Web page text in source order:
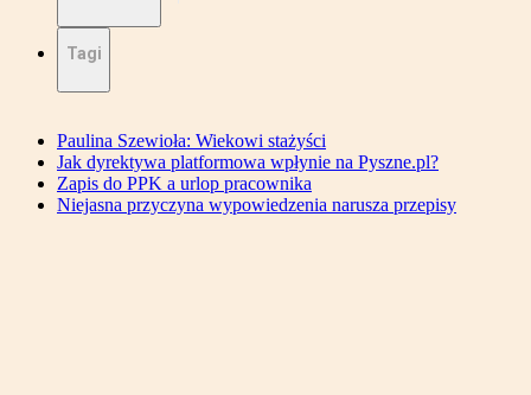
Tagi
Paulina Szewioła: Wiekowi stażyści
Jak dyrektywa platformowa wpłynie na Pyszne.pl?
Zapis do PPK a urlop pracownika
Niejasna przyczyna wypowiedzenia narusza przepisy